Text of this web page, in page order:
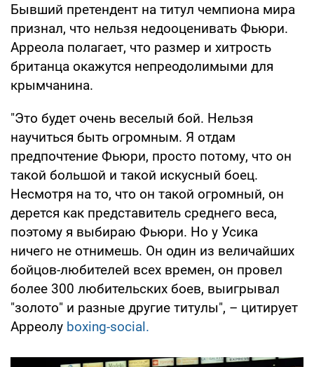
Бывший претендент на титул чемпиона мира
признал, что нельзя недооценивать Фьюри.
Арреола полагает, что размер и хитрость
британца окажутся непреодолимыми для
крымчанина.
"Это будет очень веселый бой. Нельзя
научиться быть огромным. Я отдам
предпочтение Фьюри, просто потому, что он
такой большой и такой искусный боец.
Несмотря на то, что он такой огромный, он
дерется как представитель среднего веса,
поэтому я выбираю Фьюри. Но у Усика
ничего не отнимешь. Он один из величайших
бойцов-любителей всех времен, он провел
более 300 любительских боев, выигрывал
"золото" и разные другие титулы", – цитирует
Арреолу boxing-social.